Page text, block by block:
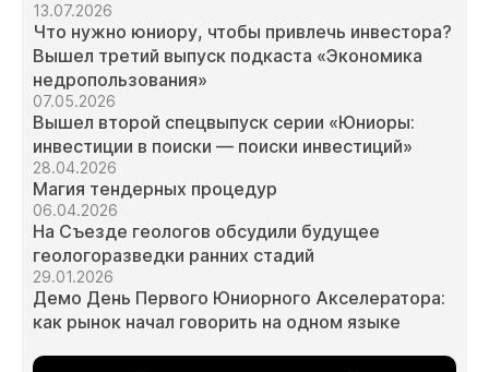
13.07.2026
Что нужно юниору, чтобы привлечь инвестора?
Вышел третий выпуск подкаста «Экономика
недропользования»
07.05.2026
Вышел второй спецвыпуск серии «Юниоры:
инвестиции в поиски — поиски инвестиций»
28.04.2026
Магия тендерных процедур
06.04.2026
На Съезде геологов обсудили будущее
геологоразведки ранних стадий
29.01.2026
Демо День Первого Юниорного Акселератора:
как рынок начал говорить на одном языке